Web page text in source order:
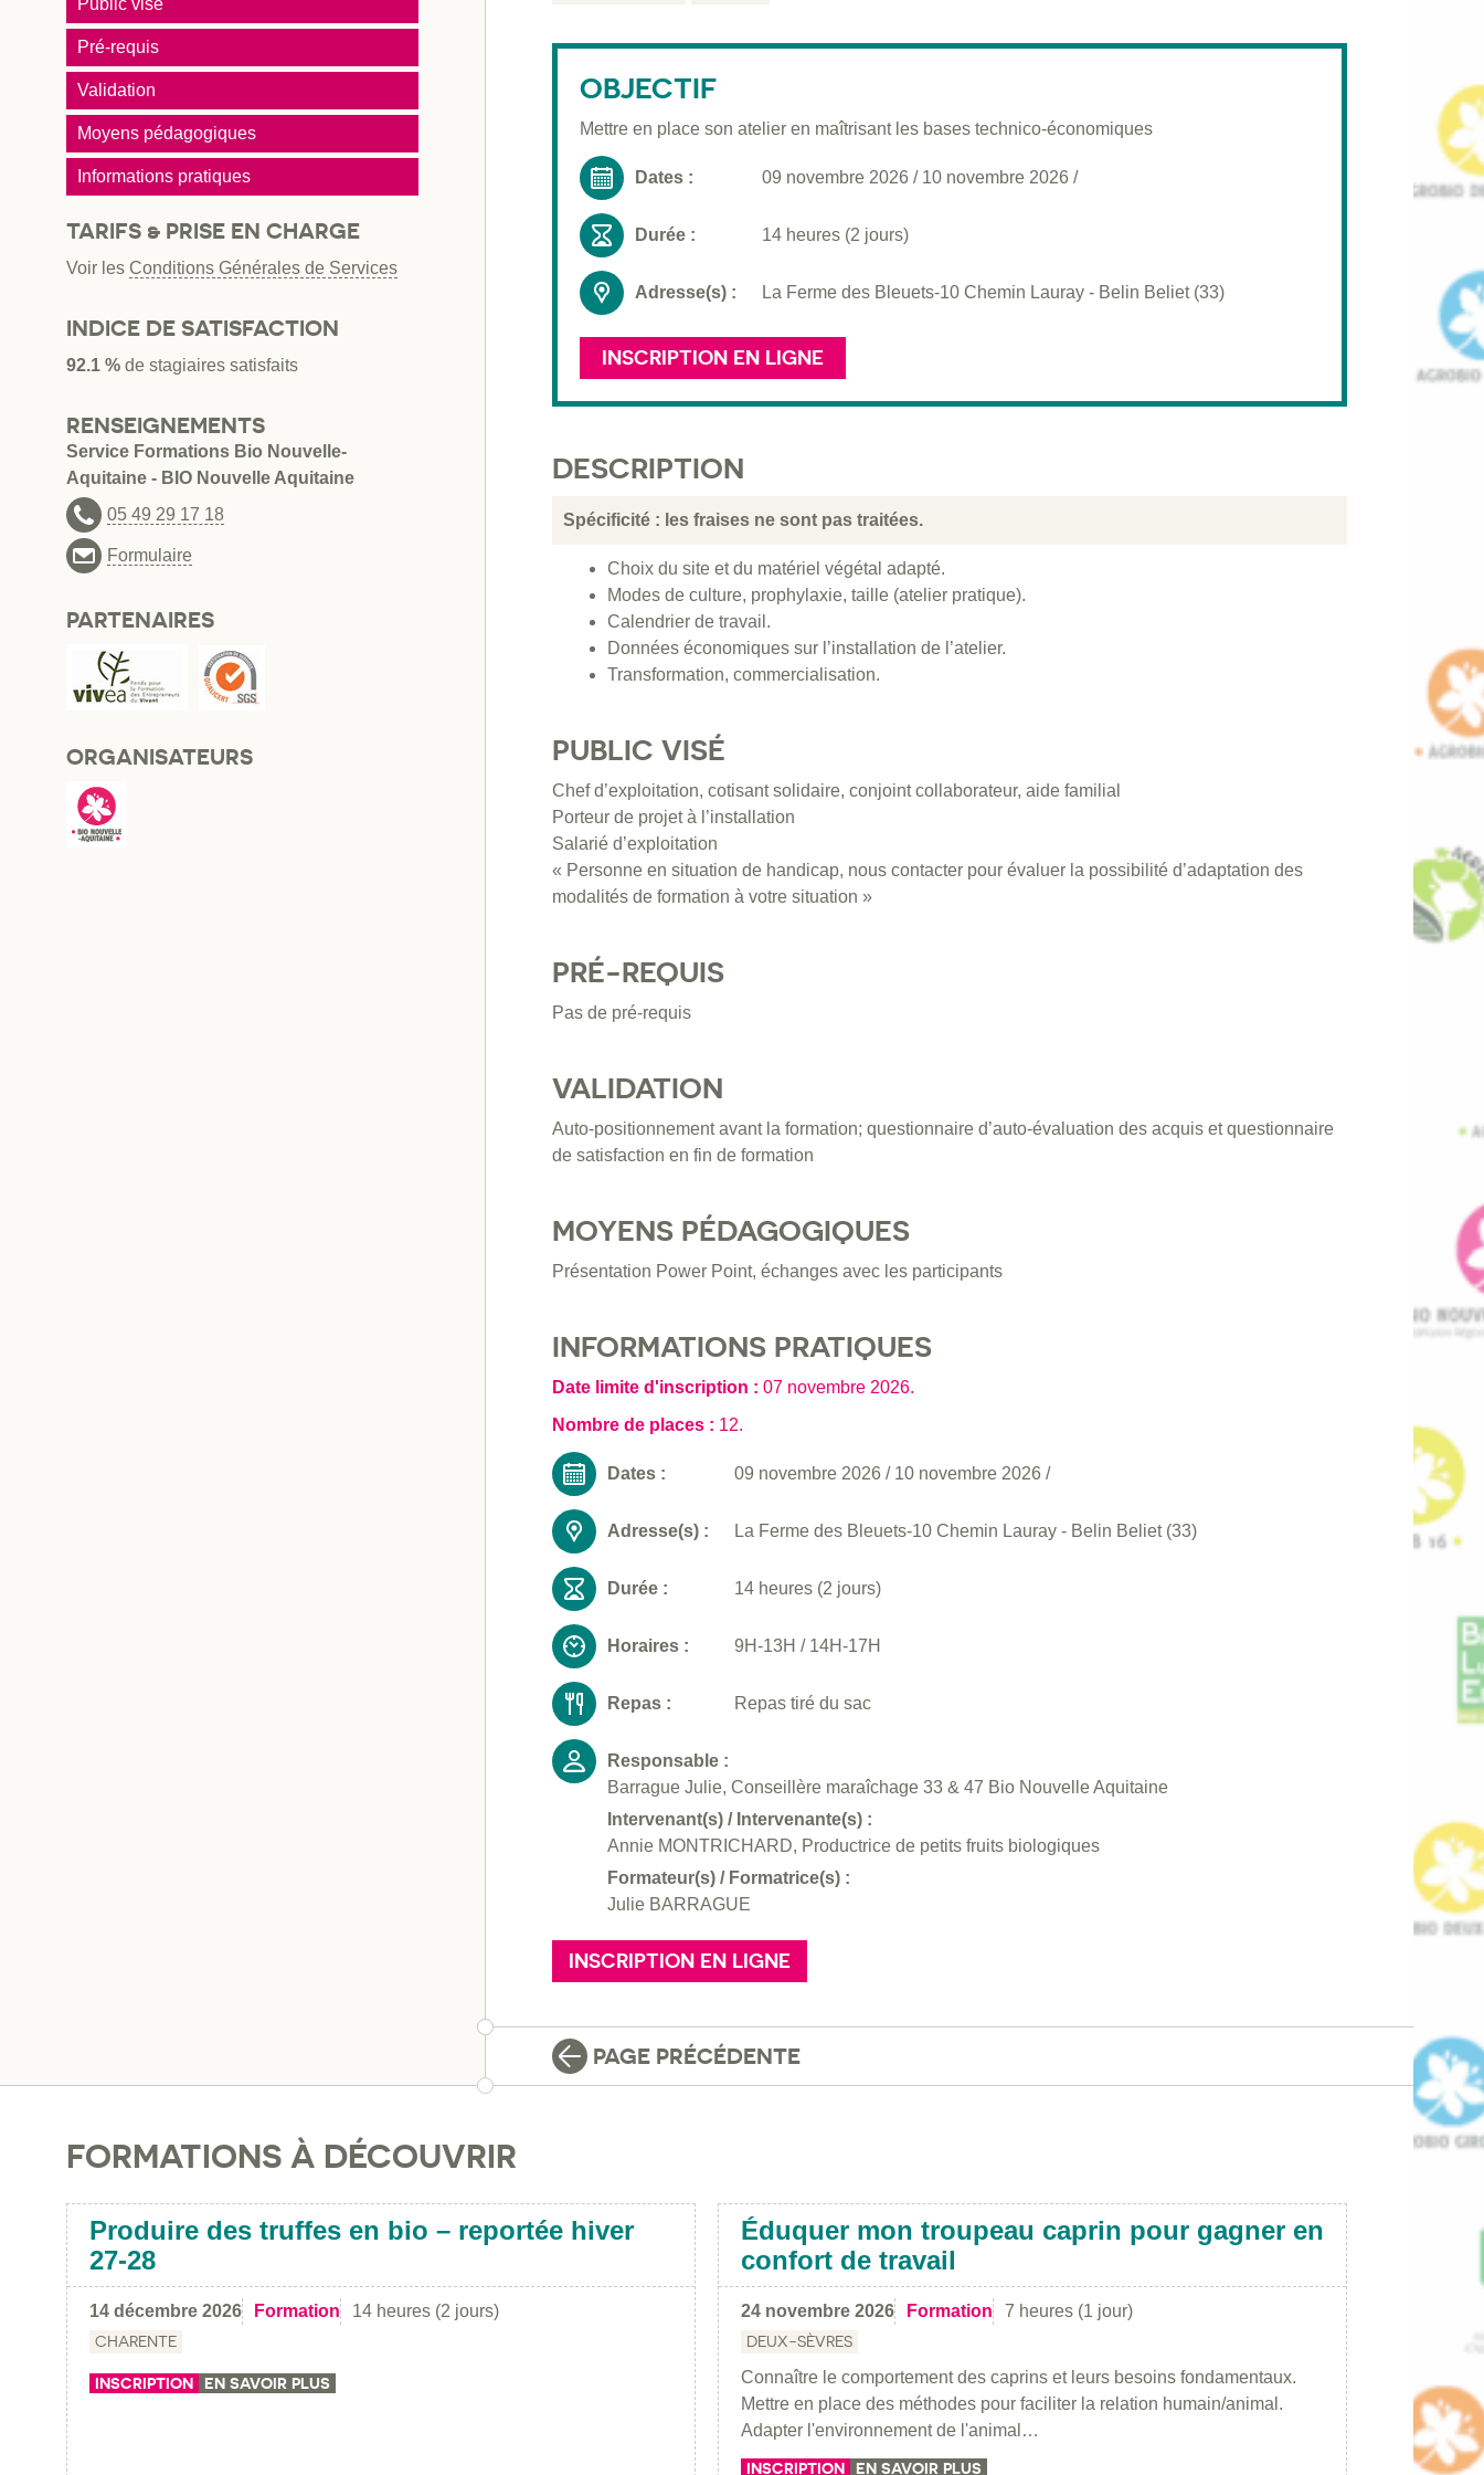
OBJECTIF
Mettre en place son atelier en maîtrisant les bases technico-économiques
Dates : 09 novembre 2026 / 10 novembre 2026 /
Durée : 14 heures (2 jours)
Adresse(s) : La Ferme des Bleuets-10 Chemin Lauray - Belin Beliet (33)
INSCRIPTION EN LIGNE
DESCRIPTION
Spécificité : les fraises ne sont pas traitées.
Choix du site et du matériel végétal adapté.
Modes de culture, prophylaxie, taille (atelier pratique).
Calendrier de travail.
Données économiques sur l’installation de l’atelier.
Transformation, commercialisation.
PUBLIC VISÉ
Chef d’exploitation, cotisant solidaire, conjoint collaborateur, aide familial
Porteur de projet à l’installation
Salarié d’exploitation
« Personne en situation de handicap, nous contacter pour évaluer la possibilité d’adaptation des
modalités de formation à votre situation »
PRÉ-REQUIS
Pas de pré-requis
VALIDATION
Auto-positionnement avant la formation; questionnaire d’auto-évaluation des acquis et questionnaire
de satisfaction en fin de formation
MOYENS PÉDAGOGIQUES
Présentation Power Point, échanges avec les participants
INFORMATIONS PRATIQUES
Date limite d'inscription : 07 novembre 2026.
Nombre de places : 12.
Dates : 09 novembre 2026 / 10 novembre 2026 /
Adresse(s) : La Ferme des Bleuets-10 Chemin Lauray - Belin Beliet (33)
Durée : 14 heures (2 jours)
Horaires : 9H-13H / 14H-17H
Repas : Repas tiré du sac
Responsable :
Barrague Julie, Conseillère maraîchage 33 & 47 Bio Nouvelle Aquitaine
Intervenant(s) / Intervenante(s) :
Annie MONTRICHARD, Productrice de petits fruits biologiques
Formateur(s) / Formatrice(s) :
Julie BARRAGUE
INSCRIPTION EN LIGNE
PAGE PRÉCÉDENTE
Public visé
Pré-requis
Validation
Moyens pédagogiques
Informations pratiques
TARIFS & PRISE EN CHARGE
Voir les Conditions Générales de Services
INDICE DE SATISFACTION
92.1 % de stagiaires satisfaits
RENSEIGNEMENTS
Service Formations Bio Nouvelle-
Aquitaine - BIO Nouvelle Aquitaine
05 49 29 17 18
Formulaire
PARTENAIRES
ORGANISATEURS
FORMATIONS À DÉCOUVRIR
Produire des truffes en bio – reportée hiver
27-28
14 décembre 2026 Formation 14 heures (2 jours)
CHARENTE
INSCRIPTION EN SAVOIR PLUS
Éduquer mon troupeau caprin pour gagner en
confort de travail
24 novembre 2026 Formation 7 heures (1 jour)
DEUX-SÈVRES
Connaître le comportement des caprins et leurs besoins fondamentaux.
Mettre en place des méthodes pour faciliter la relation humain/animal.
Adapter l'environnement de l'animal…
INSCRIPTION EN SAVOIR PLUS